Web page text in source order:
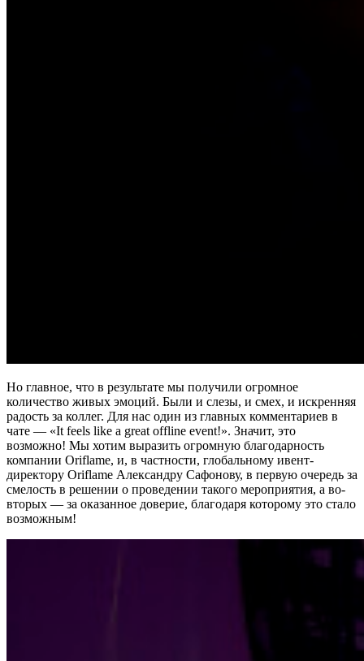
Но главное, что в результате мы получили огромное
количество живых эмоций. Были и слезы, и смех, и искренняя
радость за коллег. Для нас один из главных комментариев в
чате — «It feels like a great offline event!». Значит, это
возможно! Мы хотим выразить огромную благодарность
компании Oriflame, и, в частности, глобальному ивент-
директору Oriflame Александру Сафонову, в первую очередь за
смелость в решении о проведении такого мероприятия, а во-
вторых — за оказанное доверие, благодаря которому это стало
возможным!